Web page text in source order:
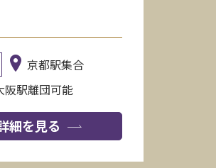
京都駅集合
駅離団可能
細を見る